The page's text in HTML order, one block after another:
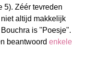
5). Zéér tevreden
altijd makkelijk
is "Poesje".
beantwoord enkele